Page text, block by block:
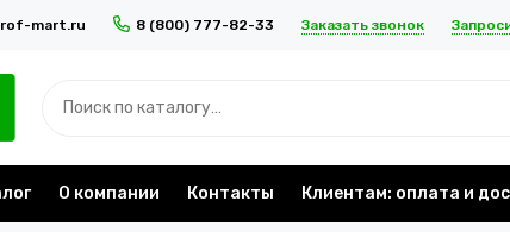
mart.ru 8 (800) 777-82-33 Заказать звонок
О компании Контакты Клиентам: оплата и